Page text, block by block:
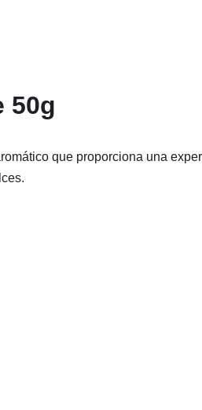
50g
que proporciona una